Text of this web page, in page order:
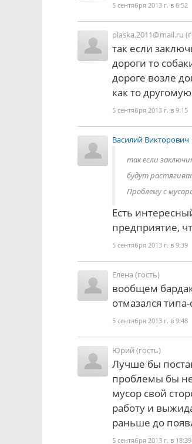
5 сентября 2013 г. в 6:52
plaska.2011@mail.ru
так если
дороги то
дороге возле
как то другомую
5 сентября 2013 г. в 9:15
Василий Викторович
так если
будут
Проблему с
Есть
предприятие,
5 сентября 2013 г. в 9:39
Елена (гость)
вообщем
отмазался
5 сентября 2013 г. в 9:48
Юрий (гость)
Лучше бы
проблемы бы
мусор свой
работу и
раньше до
5 сентября 2013 г. в 18:39